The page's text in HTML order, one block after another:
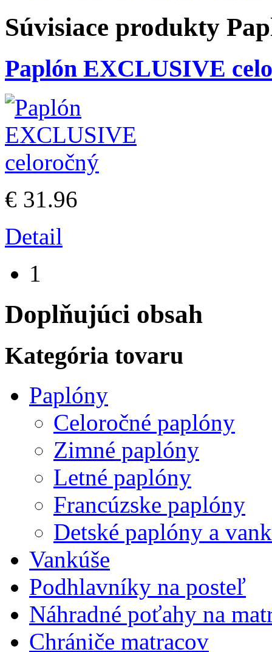
Súvisiace produkty
Paplón EXCLUSIVE
€ 31.96
Detail
1
Doplňujúci obsah
Kategória tovaru
Paplóny
Celoročné paplóny
Zimné paplóny
Letné paplóny
Francúzske paplóny
Detské paplóny a
Vankúše
Podhlavníky na posteľ
Náhradné poťahy na
Chrániče matracov